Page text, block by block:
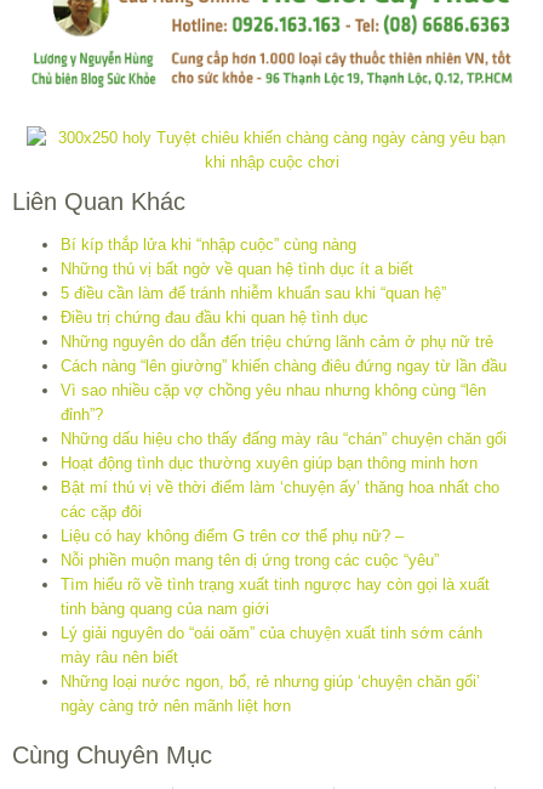
Liên Quan Khác
Bí kíp thắp lửa khi “nhập cuộc” cùng nàng
Những thú vị bất ngờ về quan hệ tình dục ít a biết
5 điều cần làm để tránh nhiễm khuẩn sau khi “quan hệ”
Điều trị chứng đau đầu khi quan hệ tình dục
Những nguyên do dẫn đến triệu chứng lãnh cảm ở phụ nữ trẻ
Cách nàng “lên giường” khiến chàng điêu đứng ngay từ lần đầu
Vì sao nhiều cặp vợ chồng yêu nhau nhưng không cùng “lên
đỉnh”?
Những dấu hiệu cho thấy đấng mày râu “chán” chuyện chăn gối
Hoạt động tình dục thường xuyên giúp bạn thông minh hơn
Bật mí thú vị về thời điểm làm ‘chuyện ấy’ thăng hoa nhất cho
các cặp đôi
Liệu có hay không điểm G trên cơ thể phụ nữ? –
Nỗi phiền muộn mang tên dị ứng trong các cuộc “yêu”
Tìm hiểu rõ về tình trạng xuất tinh ngược hay còn gọi là xuất
tinh bàng quang của nam giới
Lý giải nguyên do “oái oăm” của chuyện xuất tinh sớm cánh
mày râu nên biết
Những loại nước ngon, bổ, rẻ nhưng giúp ‘chuyện chăn gối’
ngày càng trở nên mãnh liệt hơn
Cùng Chuyên Mục